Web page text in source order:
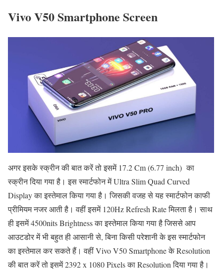
Vivo V50 Smartphone Screen
अगर इसके स्क्रीन की बात करें तो इसमें 17.2 Cm (6.77 inch) का
स्क्रीन दिया गया है। इस स्मार्टफोन में Ultra Slim Quad Curved
Display का इस्तेमाल किया गया है। जिसकी वजह से यह स्मार्टफोन काफी
प्रीमियम नजर आती है। वहीं इसमें 120Hz Refresh Rate मिलता है। साथ
ही इसमें 4500nits Brightness का इस्तेमाल किया गया है जिससे आप
आउटडोर में भी बहुत ही आसानी से, बिना किसी परेशानी के इस स्मार्टफोन
का इस्तेमाल कर सकते हैं। वहीं Vivo V50 Smartphone के Resolution
की बात करें तो इसमें 2392 x 1080 Pixels का Resolution दिया गया है।